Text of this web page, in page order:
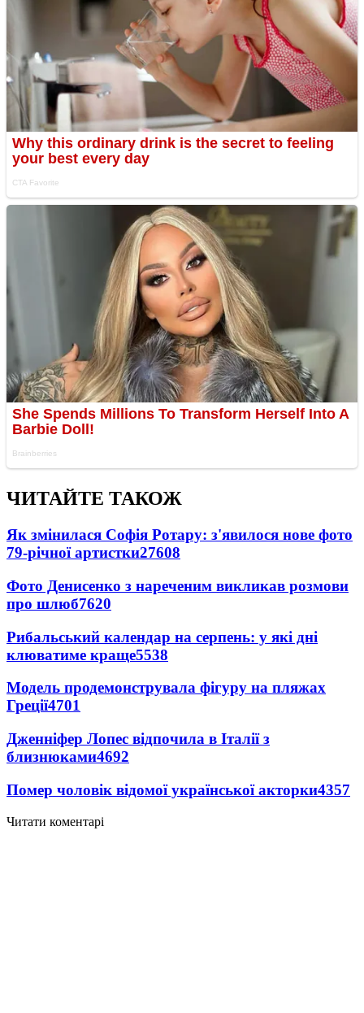
ЧИТАЙТЕ ТАКОЖ
Як змінилася Софія Ротару: з'явилося нове фото
79-річної артистки27608
Фото Денисенко з нареченим викликав розмови
про шлюб7620
Рибальський календар на серпень: у які дні
клюватиме краще5538
Модель продемонструвала фігуру на пляжах
Греції4701
Дженніфер Лопес відпочила в Італії з
близнюками4692
Помер чоловік відомої української акторки4357
Читати коментарі